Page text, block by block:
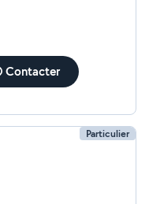
Contacter
Particulier